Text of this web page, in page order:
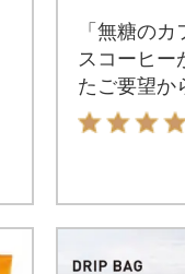
「無糖の
スコーヒー
たご要望か